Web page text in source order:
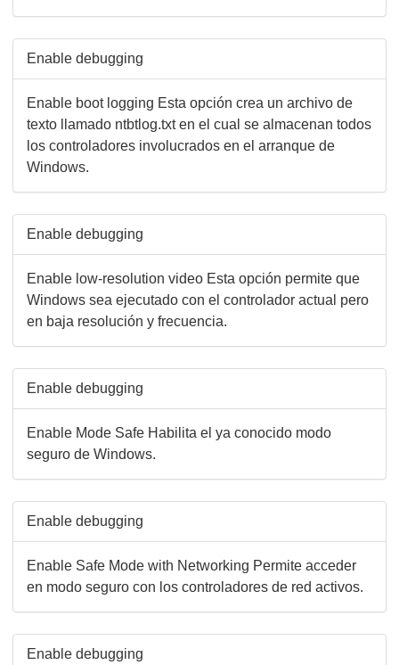
Enable debugging
Enable boot logging Esta opción crea un archivo de
texto llamado ntbtlog.txt en el cual se almacenan todos
los controladores involucrados en el arranque de
Windows.
Enable debugging
Enable low-resolution video Esta opción permite que
Windows sea ejecutado con el controlador actual pero
en baja resolución y frecuencia.
Enable debugging
Enable Mode Safe Habilita el ya conocido modo
seguro de Windows.
Enable debugging
Enable Safe Mode with Networking Permite acceder
en modo seguro con los controladores de red activos.
Enable debugging